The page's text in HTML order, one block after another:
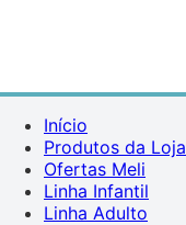
Início
Produtos da Loja
Ofertas Meli
Linha Infantil
Linha Adulto